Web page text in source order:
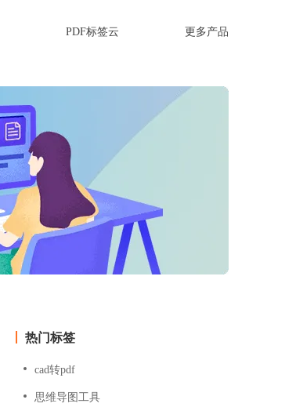
PDF标签云 更多产品
热门标签
cad转pdf
思维导图工具